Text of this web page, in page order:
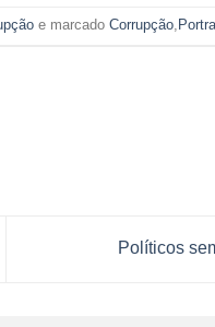
e marcadoCorrupção
Políticos